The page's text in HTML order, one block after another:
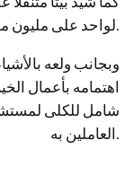
لواحد على مليون من الكرة الأرضية.
وبجانب ولعه
اهتمامه بأعمال
شامل للكلى
العاملين به.